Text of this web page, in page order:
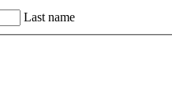
Last name